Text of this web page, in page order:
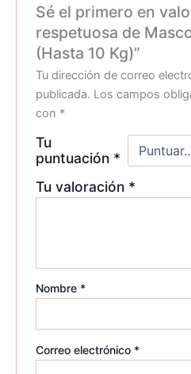
Sé el primero en
respetuosa de
(Hasta 10 Kg)”
Tu dirección de correo
publicada. Los campos
con *
Tu
puntuación *
Tu valoración *
Nombre *
Correo electrónico *